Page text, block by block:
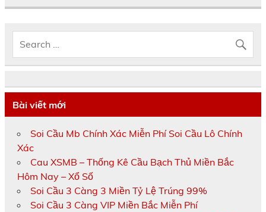
Bài viết mới
Soi Cầu Mb Chính Xác Miễn Phí Soi Cầu Lô Chính
Xác
Cau XSMB – Thống Kê Cầu Bạch Thủ Miền Bắc
Hôm Nay – Xổ Số
Soi Cầu 3 Càng 3 Miền Tỷ Lệ Trúng 99%
Soi Cầu 3 Càng VIP Miền Bắc Miễn Phí